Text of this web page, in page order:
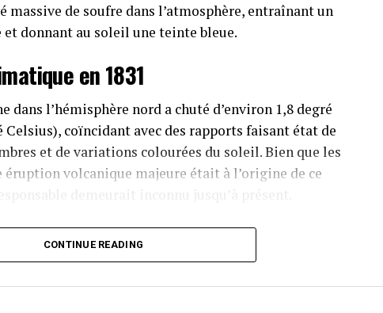
massive de soufre dans l’atmosphère, entraînant un
donnant au soleil une teinte bleue.
en 1831
dans l’hémisphère nord a chuté d’environ 1,8 degré
coïncidant avec des rapports faisant état de
et de variations colourées du soleil. Bien que les
volcanique majeure était à l’origine de ce
les Cœurs Glaciaires
polaires. Leur étude a révélé que l’éruption provenait
CONTINUE READING